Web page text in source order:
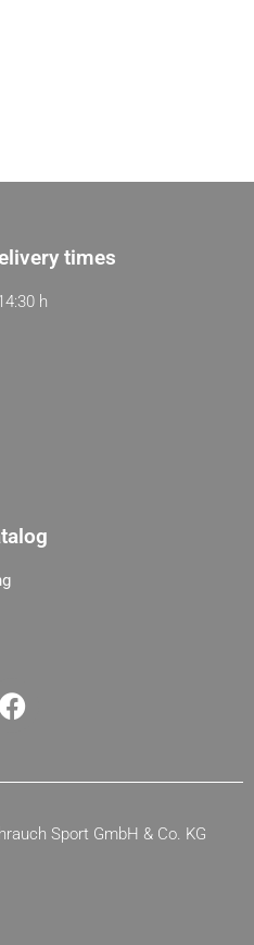
times
h
Sport GmbH & Co. KG